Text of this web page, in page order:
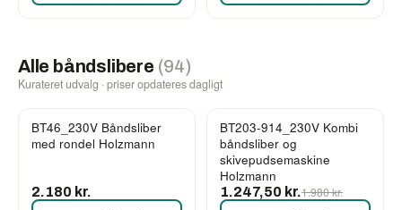
Alle båndslibere (94)
Kurateret udvalg · priser opdateres dagligt
BT46_230V Båndsliber
med rondel Holzmann
2.180 kr.
-37%
BT203-914_230V Kombi
båndsliber og
skivepudsemaskine
Holzmann
1.247,50 kr.1.980 kr.